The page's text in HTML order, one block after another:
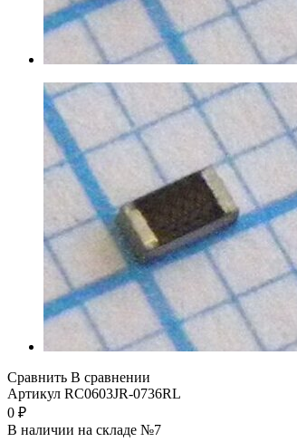
Сравнить В сравнении
Артикул RC0603JR-0736RL
0 ₽
В наличии на складе №7